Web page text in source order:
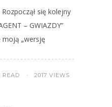
się kolejny
– GWIAZDY”
moją „wersję
READ 2017 VIEWS